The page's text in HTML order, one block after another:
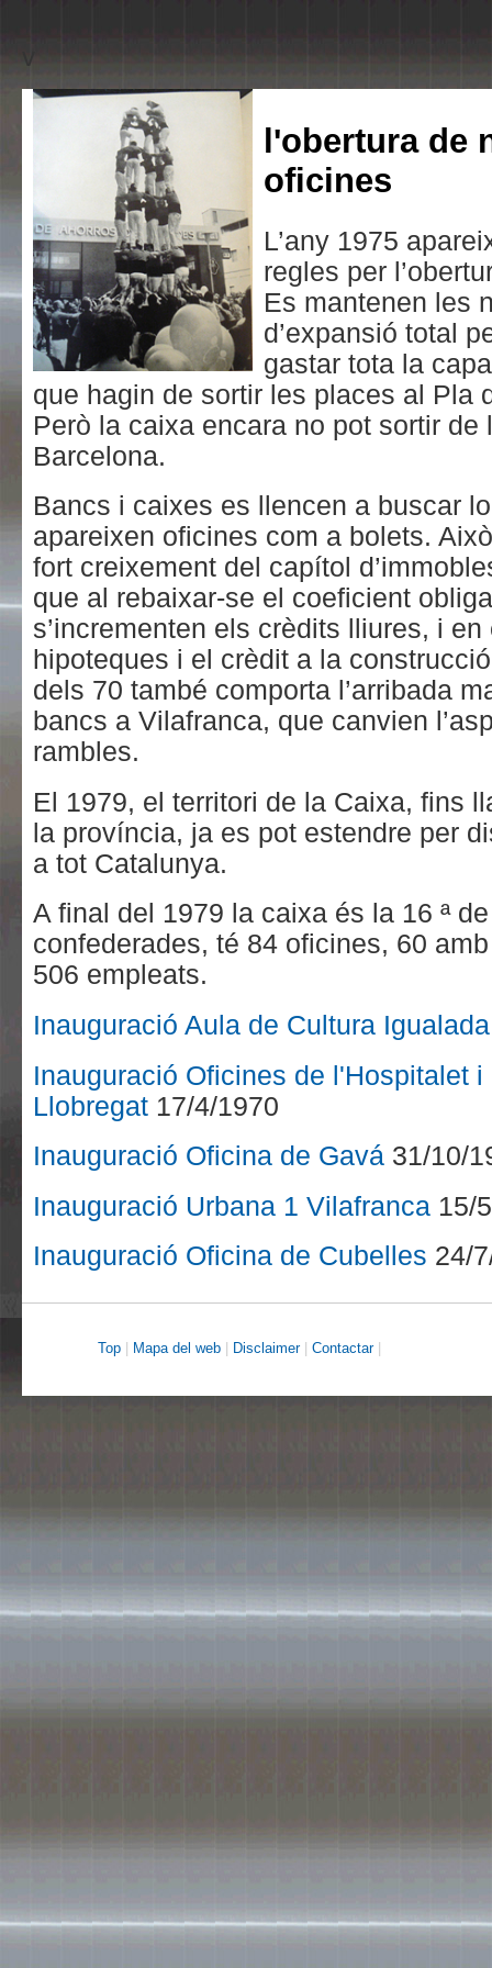
v
l'obertura de
oficines
L’any 1975
regles per
Es mantenen les
d’expansió total
gastar tota la
que hagin de sortir les places al Pla
Però la caixa encara no pot sortir de
Barcelona.
Bancs i caixes es llencen a buscar
apareixen oficines com a bolets.
fort creixement del capítol
que al rebaixar-se el coeficient
s’incrementen els crèdits lliures, i
hipoteques i el crèdit a la
dels 70 també comporta l’arribada
bancs a Vilafranca, que canvien
rambles.
El 1979, el territori de la Caixa, fins
la província, ja es pot estendre per
a tot Catalunya.
A final del 1979 la caixa és la 16 ª
confederades, té 84 oficines, 60
506 empleats.
Inauguració Aula de Cultura Igualada
Inauguració Oficines de l'Hospitalet i
Llobregat 17/4/1970
Inauguració Oficina de Gavá 31/10/
Inauguració Urbana 1 Vilafranca 15/
Inauguració Oficina de Cubelles 24/
Top Mapa del web Disclaimer| Contactar|